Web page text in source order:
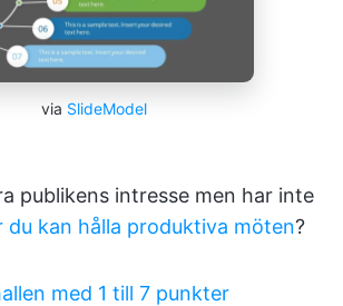
via SlideModel
publikens intresse men har inte
du kan hålla produktiva möten?
med 1 till 7 punkter